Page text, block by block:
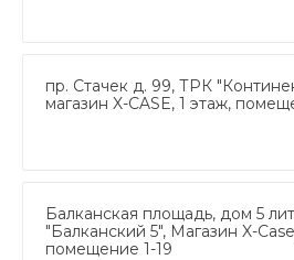
пр. Стачек д. 99, ТРК
магазин X-CASE, 1 этаж,
Балканская площадь, дом 5
"Балканский 5", Магазин X-
помещение 1-19